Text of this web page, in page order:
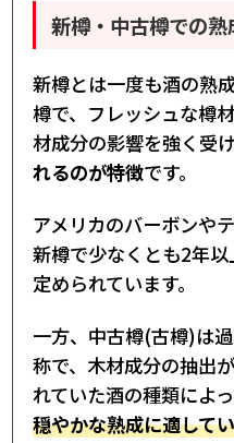
新樽・中古樽での熟
新樽とは一度も酒の熟
樽で、フレッシュな樽
材成分の影響を強く受け
れるのが特徴です。
アメリカのバーボンや
新樽で少なくとも2年
定められています。
一方、中古樽(古樽)は
称で、木材成分の抽出
れていた酒の種類によ
穏やかな熟成に適して